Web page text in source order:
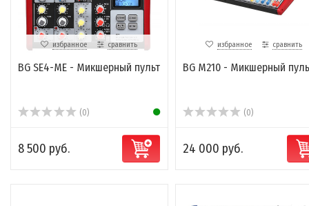
избранное сравнить
BG SE4-ME - Микшерный пульт
(0)
8 500 руб.
избранное сравнить
BG M210 - Микшерный
(0)
24 000 руб.